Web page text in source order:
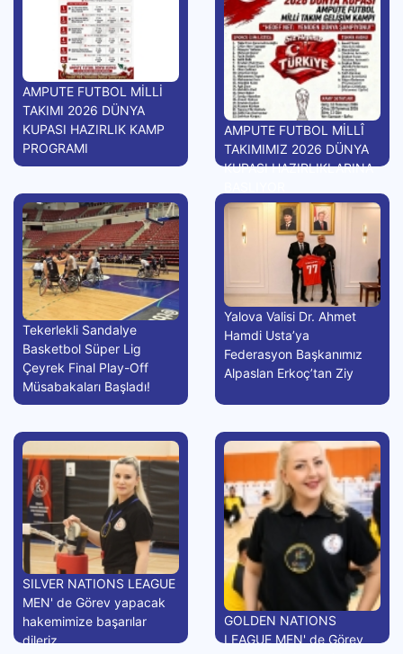
AMPUTE FUTBOL MİLLİ
TAKIMI 2026 DÜNYA
KUPASI HAZIRLIK KAMP
PROGRAMI
AMPUTE FUTBOL MİLLÎ
TAKIMIMIZ 2026 DÜNYA
KUPASI HAZIRLIKLARINA
Tekerlekli Sandalye
Basketbol Süper Lig
Çeyrek Final Play-Off
Müsabakaları Başladı!
Yalova Valisi Dr. Ahmet
Hamdi Usta’ya
Federasyon Başkanımız
Alpaslan Erkoç’tan Ziy
SILVER NATIONS LEAGUE
MEN' de Görev yapacak
hakemimize başarılar
dileriz.
GOLDEN NATIONS
LEAGUE MEN' de Görev